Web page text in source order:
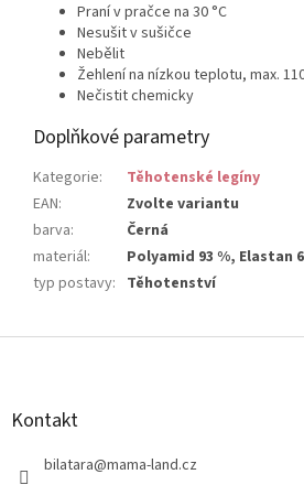
Praní v pračce na 30 °C
Nesušit v sušičce
Nebělit
Žehlení na nízkou teplotu, max.
Nečistit chemicky
Doplňkové parametry
Kategorie:
Těhotenské legíny
EAN:
Zvolte variantu
barva:
Černá
materiál:
Polyamid 93 %, Elastan
typ postavy: Těhotenství
Z
Kontakt
bilatara@mama-land.cz